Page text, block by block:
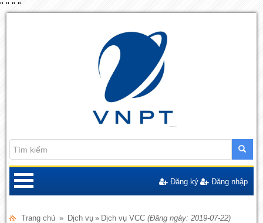
" " " "
Đăng ký Đăng nhập
Trang chủ » Dịch vụ » Dịch vụ VCC (Đăng ngày: 2019-07-22)